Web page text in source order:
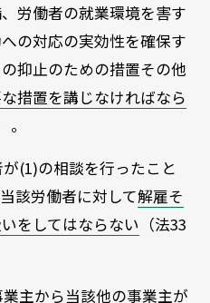
労働者の就業環境を害す
の対応の実効性を確保す
抑止のための措置その他
措置を講じなければなら
。
が(1)の相談を行ったこと
該労働者に対して解雇そ
をしてはならない （法33
主から当該他の事業主が